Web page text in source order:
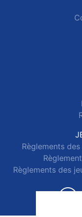
Règlements
Règlements des